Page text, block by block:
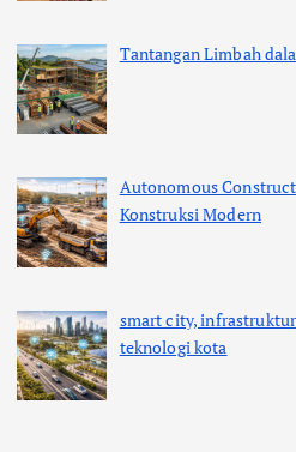
Tantangan Limbah
Autonomous
Konstruksi Modern
smart city,
teknologi kota